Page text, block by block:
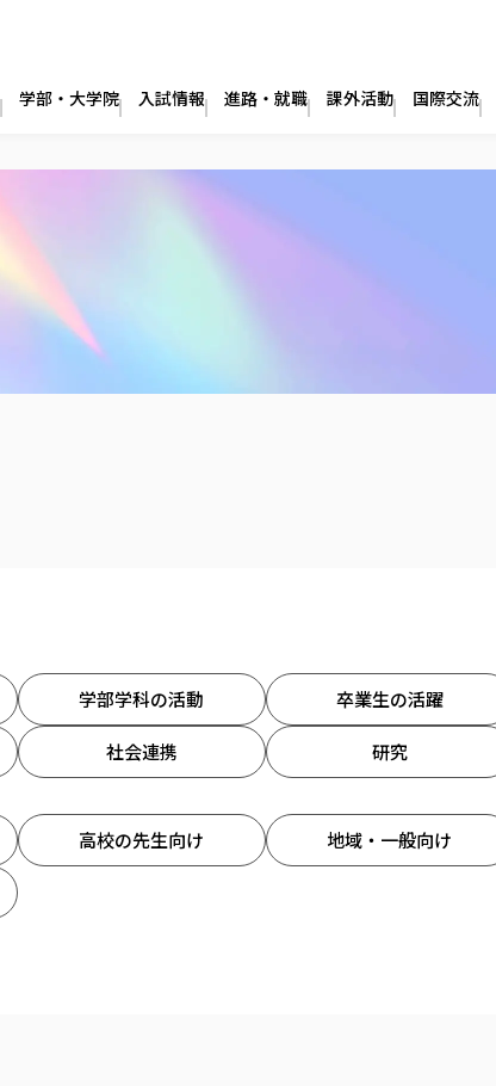
学部・大学院 入試情報 進路・就職 課外活動 国際交流
学部学科の活動 卒業生の活躍
社会連携 研究
高校の先生向け 地域・一般向け